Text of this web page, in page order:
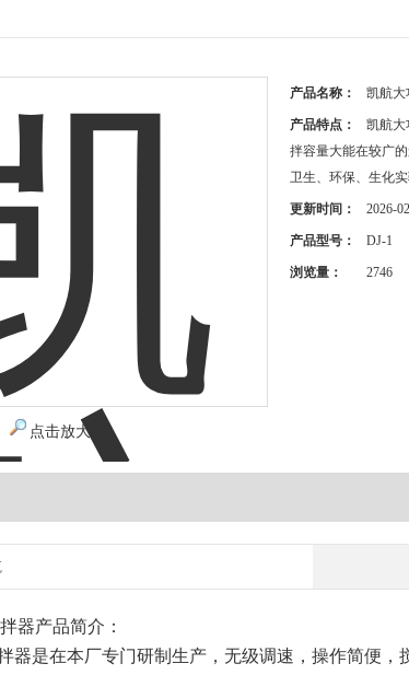
点击放大
产品名称： 凯航大
产品特点：
凯航大
拌容量大能在较广
卫生、环保、生化
更新时间： 2026-
产品型号： DJ-1
浏览量： 2746
器产品简介：
器是在本厂专门研制生产，无级调速，操作简便